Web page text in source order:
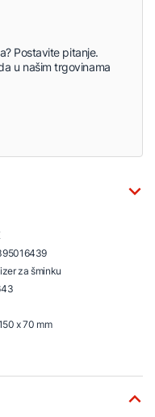
Postavite pitanje.
u našim trgovinama
za šminku
x 70 mm